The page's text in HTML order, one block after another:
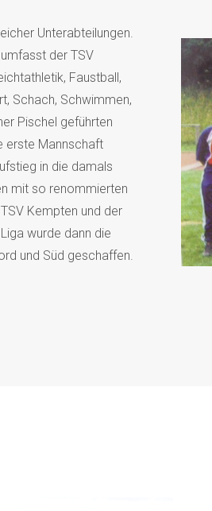
Unterabteilungen.
der TSV
Faustball,
Schach, Schwimmen,
Pischel geführten
erste Mannschaft
in die damals
mit so renommierten
Kempten und der
wurde dann die
und Süd geschaffen.